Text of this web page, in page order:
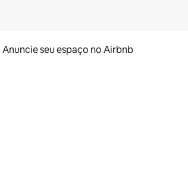
Anuncie seu espaço no Airbnb